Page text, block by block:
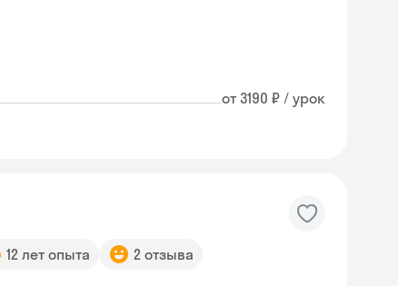
от 3190 ₽ / урок
12 лет опыта 2 отзыва